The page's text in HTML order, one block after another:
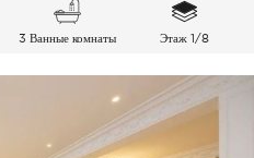
3 Ванные комнаты Этаж 1/8